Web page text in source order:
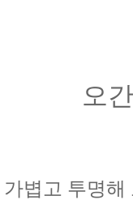
오
가볍고 투명해